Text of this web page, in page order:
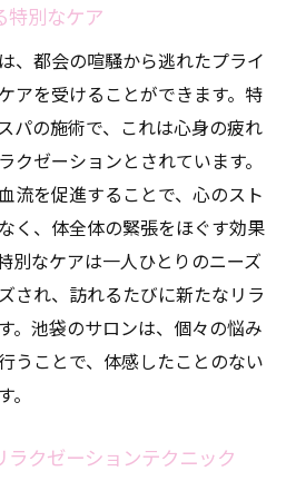
特別なケア
、都会の喧騒から逃れたプライ
アを受けることができます。特
パの施術で、これは心身の疲れ
クゼーションとされています。
流を促進することで、心のスト
く、体全体の緊張をほぐす効果
別なケアは一人ひとりのニーズ
され、訪れるたびに新たなリラ
。池袋のサロンは、個々の悩み
うことで、体感したことのない
クゼーションテクニック